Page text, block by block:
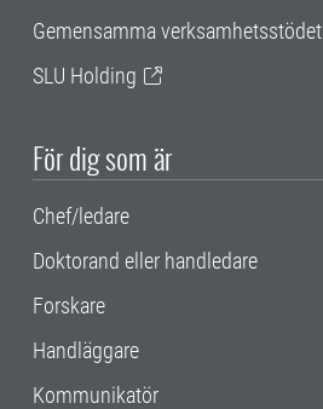
Gemensamma verksamhetsstödet
SLU Holding
För dig som är
Chef/ledare
Doktorand eller handledare
Forskare
Handläggare
Kommunikatör